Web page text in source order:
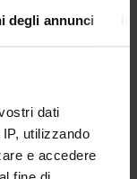
degli annunci
dati
utilizzando
e accedere